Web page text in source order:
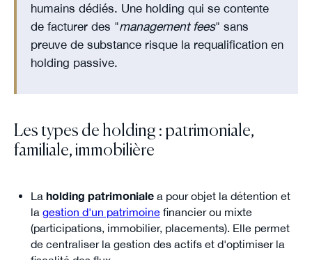
humains dédiés. Une holding qui se contente
de facturer des "management fees" sans
preuve de substance risque la requalification en
holding passive.
Les types de holding : patrimoniale,
familiale, immobilière
La holding patrimonialea pour objet la détention et
la gestion d'un patrimoinefinancier ou mixte
(participations, immobilier, placements). Elle permet
de centraliser la gestion des actifs et d'optimiser la